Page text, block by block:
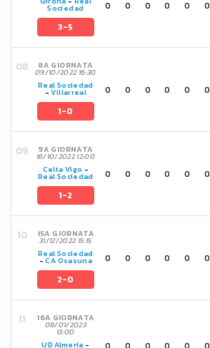
Sociedad
3-5
0 0 0 0 0 0
8A GIORNATA
09/10/2022 16:30
Real Sociedad
-Villarreal
1-0
0 0 0 0 0 0
9A GIORNATA
16/10/2022 12:00
Celta Vigo -
Real Sociedad
1-2
0 0 0 0 0 0
15A GIORNATA
31/12/2022 15:15
Real Sociedad
-CA Osasuna
2-0
0 0 0 0 0 0
16A GIORNATA
08/01/2023
13:00
UD Almería -